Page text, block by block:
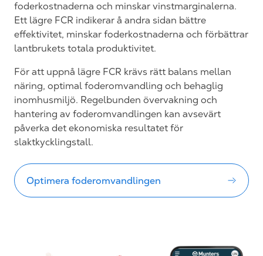
foderkostnaderna och minskar vinstmarginalerna.
Ett lägre FCR indikerar å andra sidan bättre
effektivitet, minskar foderkostnaderna och förbättrar
lantbrukets totala produktivitet.
För att uppnå lägre FCR krävs rätt balans mellan
näring, optimal foderomvandling och behaglig
inomhusmiljö. Regelbunden övervakning och
hantering av foderomvandlingen kan avsevärt
påverka det ekonomiska resultatet för
slaktkycklingstall.
Optimera foderomvandlingen